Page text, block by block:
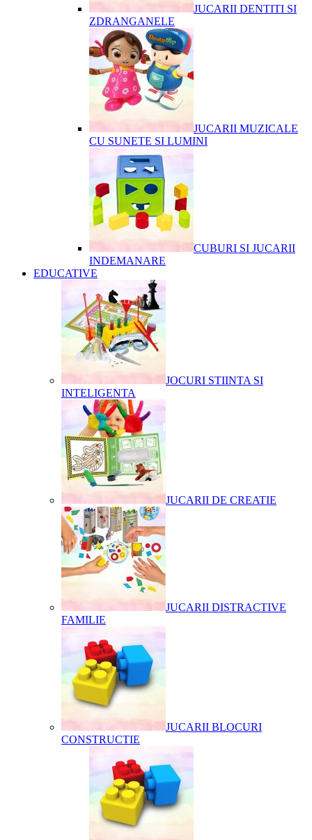
JUCARII DENTITI SI
ZDRANGANELE
JUCARII MUZICALE
CU SUNETE SI LUMINI
CUBURI SI JUCARII
INDEMANARE
EDUCATIVE
JOCURI STIINTA SI
INTELIGENTA
JUCARII DE CREATIE
JUCARII DISTRACTIVE
FAMILIE
JUCARII BLOCURI
CONSTRUCTIE